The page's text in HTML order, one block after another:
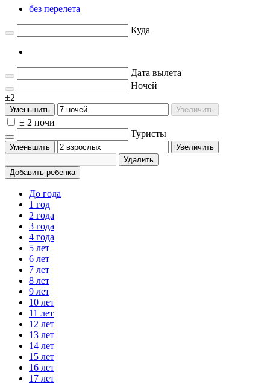
без перелета
Куда
Дата вылета
Ночей
±2
Уменьшить Увеличить
± 2 ночи
Туристы
Уменьшить
Увеличить
Удалить
Добавить ребенка
До года
1 год
2 года
3 года
4 года
5 лет
6 лет
7 лет
8 лет
9 лет
10 лет
11 лет
12 лет
13 лет
14 лет
15 лет
16 лет
17 лет